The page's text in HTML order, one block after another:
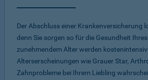
Der Abschluss einer Krankenversicherung
denn Sie sorgen so für die Gesundheit
zunehmendem Alter werden
Alterserscheinungen wie Grauer Star,
Zahnprobleme bei Ihrem Liebling